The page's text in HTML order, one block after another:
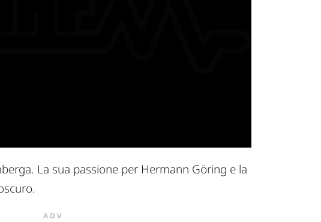
La sua passione per Hermann Göring e la
ADV